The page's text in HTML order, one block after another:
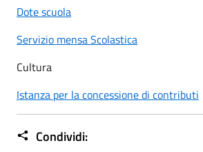
Dote scuola
Servizio mensa Scolastica
Cultura
Istanza per la concessione di contributi
Condividi: